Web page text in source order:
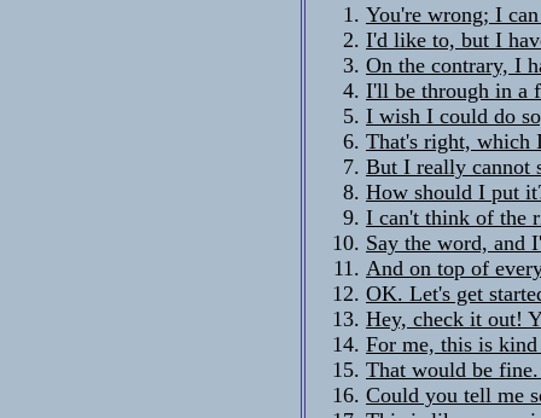
You're wrong; I
I'd like to, but I
On the contrary, I
I'll be through in a
I wish I could do
That's right, which
But I really cannot
How should I put
I can't think of the
Say the word, and
And on top of
OK. Let's get
Hey, check it out!
For me, this is
That would be
Could you tell me